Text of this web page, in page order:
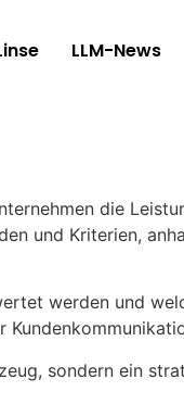
LLM-News
die
und Kriterien,
werden und
sondern ein